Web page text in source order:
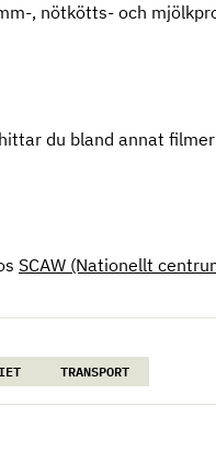
, nötkötts- och
du bland annat
SCAW (Nationellt
TRANSPORT